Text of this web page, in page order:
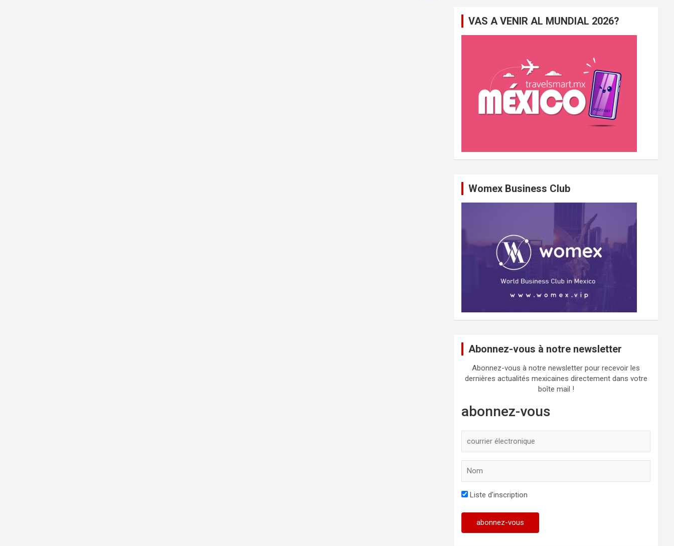
c
VAS A VENIR AL MUNDIAL 2026?
Womex Business Club
Abonnez-vous à notre newsletter
Abonnez-vous à notre newsletter pour recevoir les
dernières actualités mexicaines directement dans votre
boîte mail !
abonnez-vous
Liste d'inscription